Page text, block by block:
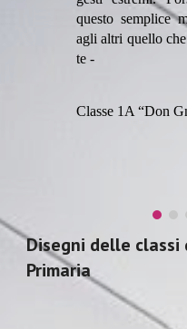
questo semplice
agli altri quello
te -
Classe 1A “Don
Disegni delle
Primaria